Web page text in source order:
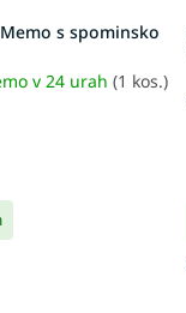
s spominsko
v 24 urah(1 kos.)